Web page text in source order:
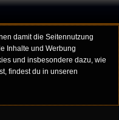
damit die Seitennutzung
Inhalte und Werbung
und insbesondere dazu, wie
findest du in unseren